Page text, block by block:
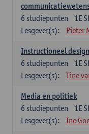
1E
6 studiepunten
Lesgever(s):
Pieter
Instructioneel design
1E
6 studiepunten
Lesgever(s):
Tine
Media en politiek
1E
6 studiepunten
Lesgever(s):
Ine